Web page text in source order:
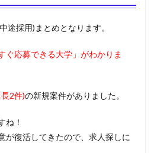
途採用)まとめとなります。
ぐ応募できる大学」がわかりま
2件)の新規案件がありました。
ね！
が復活してきたので、求人探しに